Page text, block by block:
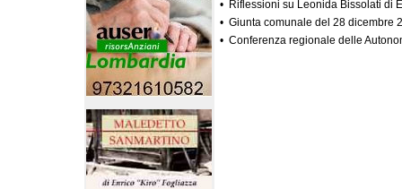
•
Riflessioni su Leonida Bissolati di
• Giunta comunale del 28 dicembre
• Conferenza regionale delle